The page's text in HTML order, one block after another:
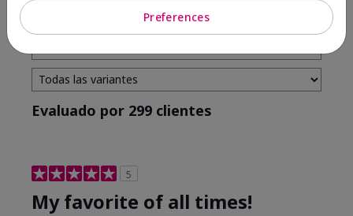
piel
Evaluado por 299 clientes
5
My favorite of all times!
Preferences